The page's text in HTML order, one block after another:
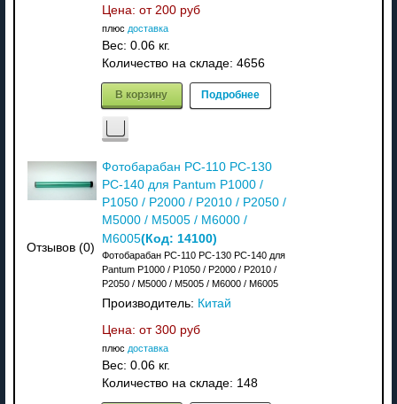
Цена: от 200 руб
плюс доставка
Вес: 0.06 кг.
Количество на складе: 4656
В корзину Подробнее
Отзывов (0)
Фотобарабан PC-110 PC-130
PC-140 для Pantum P1000 /
P1050 / P2000 / P2010 / P2050 /
M5000 / M5005 / M6000 /
M6005(Код: 14100)
Фотобарабан PC-110 PC-130 PC-140 для
Pantum P1000 / P1050 / P2000 / P2010 /
P2050 / M5000 / M5005 / M6000 / M6005
Производитель: Китай
Цена: от 300 руб
плюс доставка
Вес: 0.06 кг.
Количество на складе: 148